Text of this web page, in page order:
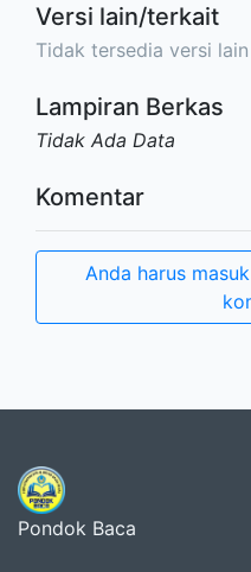
Versi lain/terkait
Tidak tersedia versi lain
Lampiran Berkas
Tidak Ada Data
Komentar
Anda harus
Pondok Baca